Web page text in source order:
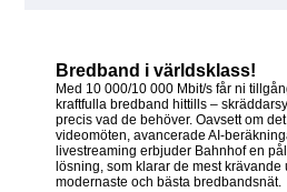
Bredband i världsklass!
Med 10 000/10 000 Mbit/s får ni
kraftfulla bredband hittills –
precis vad de behöver. Oavsett om
videomöten, avancerade AI-
livestreaming erbjuder Bahnhof en
lösning, som klarar de mest
modernaste och bästa bredbandsnät.